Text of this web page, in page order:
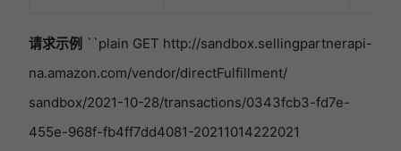
请求示例 ``plain GET http://sandbox.sellingpartnerapi-
na.amazon.com/vendor/directFulfillment/
sandbox/2021-10-28/transactions/0343fcb3-fd7e-
455e-968f-fb4ff7dd4081-20211014222021